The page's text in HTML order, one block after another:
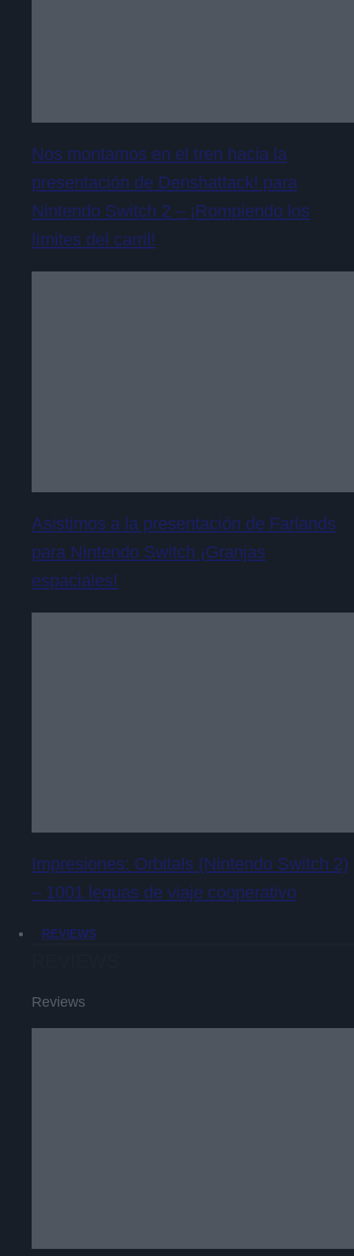
Nos montamos en el tren hacia la
presentación de Denshattack! para
Nintendo Switch 2 – ¡Rompiendo los
límites del carril!
Asistimos a la presentación de Farlands
para Nintendo Switch ¡Granjas
espaciales!
Impresiones: Orbitals (Nintendo Switch 2)
– 1001 leguas de viaje cooperativo
REVIEWS
Reviews